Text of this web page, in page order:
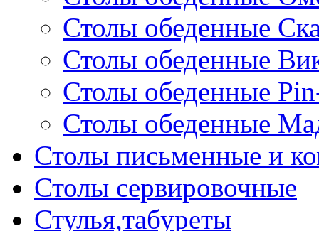
Столы обеденные
Столы обеденные
Столы обеденные
Столы обеденные
Столы письменные и
Столы сервировочные
Стулья,табуреты